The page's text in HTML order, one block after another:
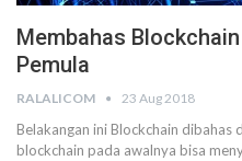
Membahas
Pemula
RALALICOM 23 Aug 2018
Belakangan ini Blockchain dibahas
blockchain pada awalnya bisa